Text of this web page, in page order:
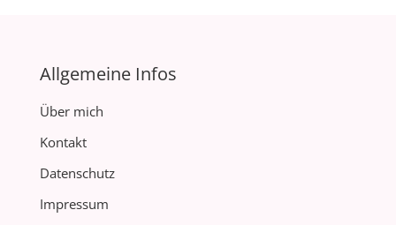
Allgemeine Infos
Über mich
Kontakt
Datenschutz
Impressum